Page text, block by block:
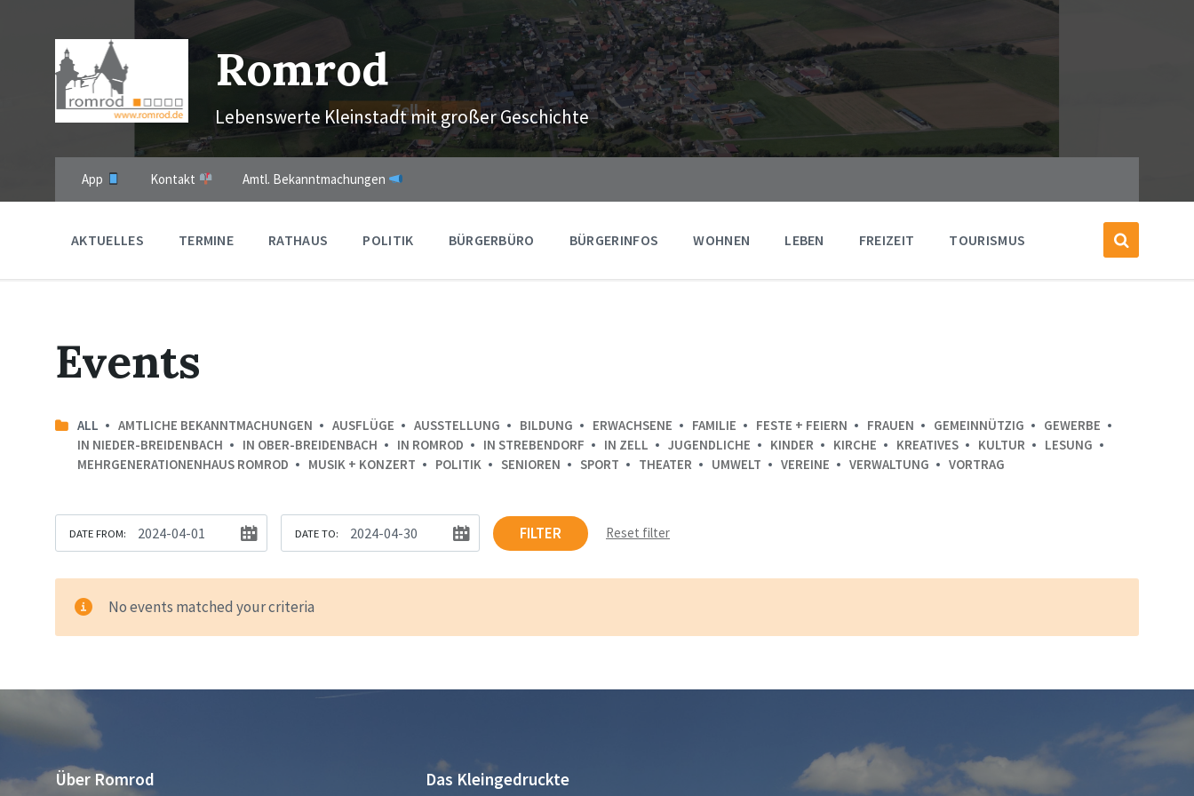
navigation
Romrod
Lebenswerte Kleinstadt mit großer Geschichte
App Kontakt Amtl. Bekanntmachungen
AKTUELLES TERMINE RATHAUS POLITIK BÜRGERBÜRO BÜRGERINFOS WOHNEN LEBEN FREIZEIT TOURISMUS
Events
ALL AMTLICHE BEKANNTMACHUNGEN AUSFLÜGE AUSSTELLUNG BILDUNG ERWACHSENE FAMILIE FESTE + FEIERN FRAUEN GEMEINNÜTZIG
GEWERBE
IN NIEDER-BREIDENBACH
IN OBER-BREIDENBACH IN ROMROD IN STREBENDORF IN ZELL JUGENDLICHE KINDER KIRCHE KREATIVES KULTUR
LESUNG
MEHRGENERATIONENHAUS ROMROD
MUSIK + KONZERT POLITIK SENIOREN SPORT THEATER UMWELT VEREINE VERWALTUNG VORTRAG
DATE FROM: DATE TO: FILTER Reset filter
No events matched your criteria
Über Romrod Das Kleingedruckte